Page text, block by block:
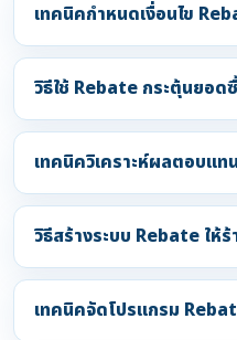
เทคนิคกำหนดเงื่อนไข
วิธีใช้ Rebate กระตุ้นยอด
เทคนิควิเคราะห์ผลตอบแ
วิธีสร้างระบบ Rebate ให้
เทคนิคจัดโปรแกรม